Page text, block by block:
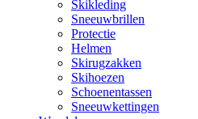
Skikleding
Sneeuwbrillen
Protectie
Helmen
Skirugzakken
Skihoezen
Schoenentassen
Sneeuwkettingen